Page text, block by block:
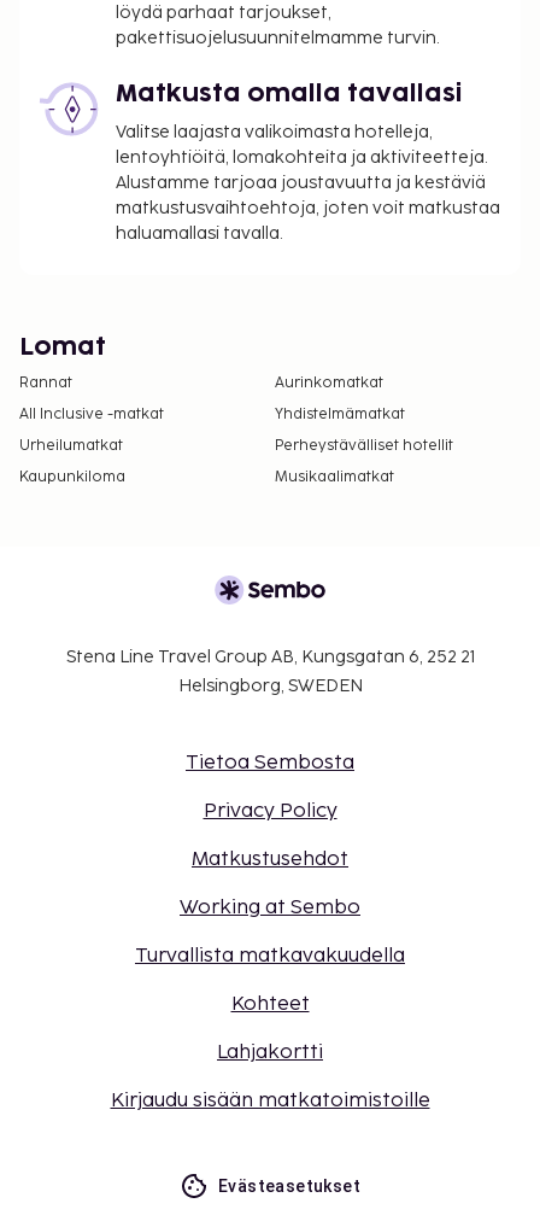
löydä parhaat tarjoukset,
pakettisuojelusuunnitelmamme turvin.
Matkusta omalla tavallasi
Valitse laajasta valikoimasta hotelleja,
lentoyhtiöitä, lomakohteita ja aktiviteetteja.
Alustamme tarjoaa joustavuutta ja kestäviä
matkustusvaihtoehtoja, joten voit matkustaa
haluamallasi tavalla.
Lomat
Rannat
Aurinkomatkat
All Inclusive -matkat
Yhdistelmämatkat
Urheilumatkat
Perheystävälliset hotellit
Kaupunkiloma
Musikaalimatkat
Stena Line Travel Group AB, Kungsgatan 6, 252 21
Helsingborg, SWEDEN
Tietoa Sembosta
Privacy Policy
Matkustusehdot
Working at Sembo
Turvallista matkavakuudella
Kohteet
Lahjakortti
Kirjaudu sisään matkatoimistoille
Evästeasetukset